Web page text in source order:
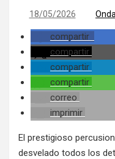
18/05/2026
compartir
compartir
compartir
compartir
correo
imprimir
El prestigioso
desvelado todos los